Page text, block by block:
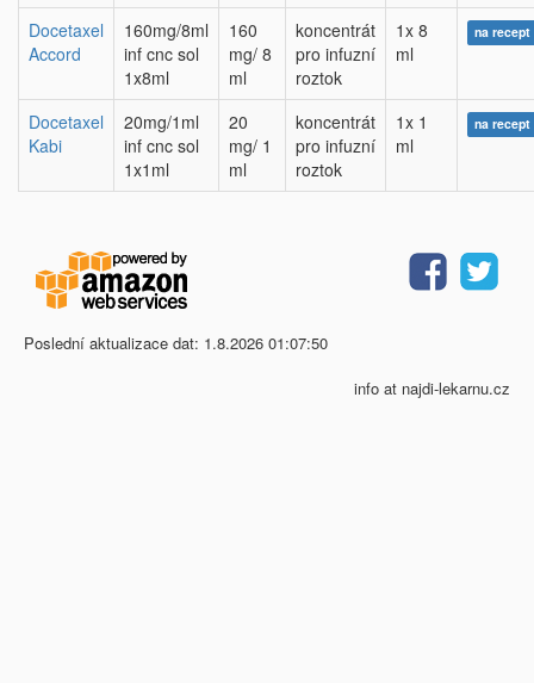
Docetaxel
Accord
160mg/8ml
inf cnc sol
1x8ml
160
mg/ 8
ml
koncentrát
pro infuzní
roztok
1x 8
ml
na recept
Docetaxel
Kabi
20mg/1ml
inf cnc sol
1x1ml
20
mg/ 1
ml
koncentrát
pro infuzní
roztok
1x 1
ml
na recept
Poslední aktualizace dat: 1.8.2026 01:07:50
info at najdi-lekarnu.cz